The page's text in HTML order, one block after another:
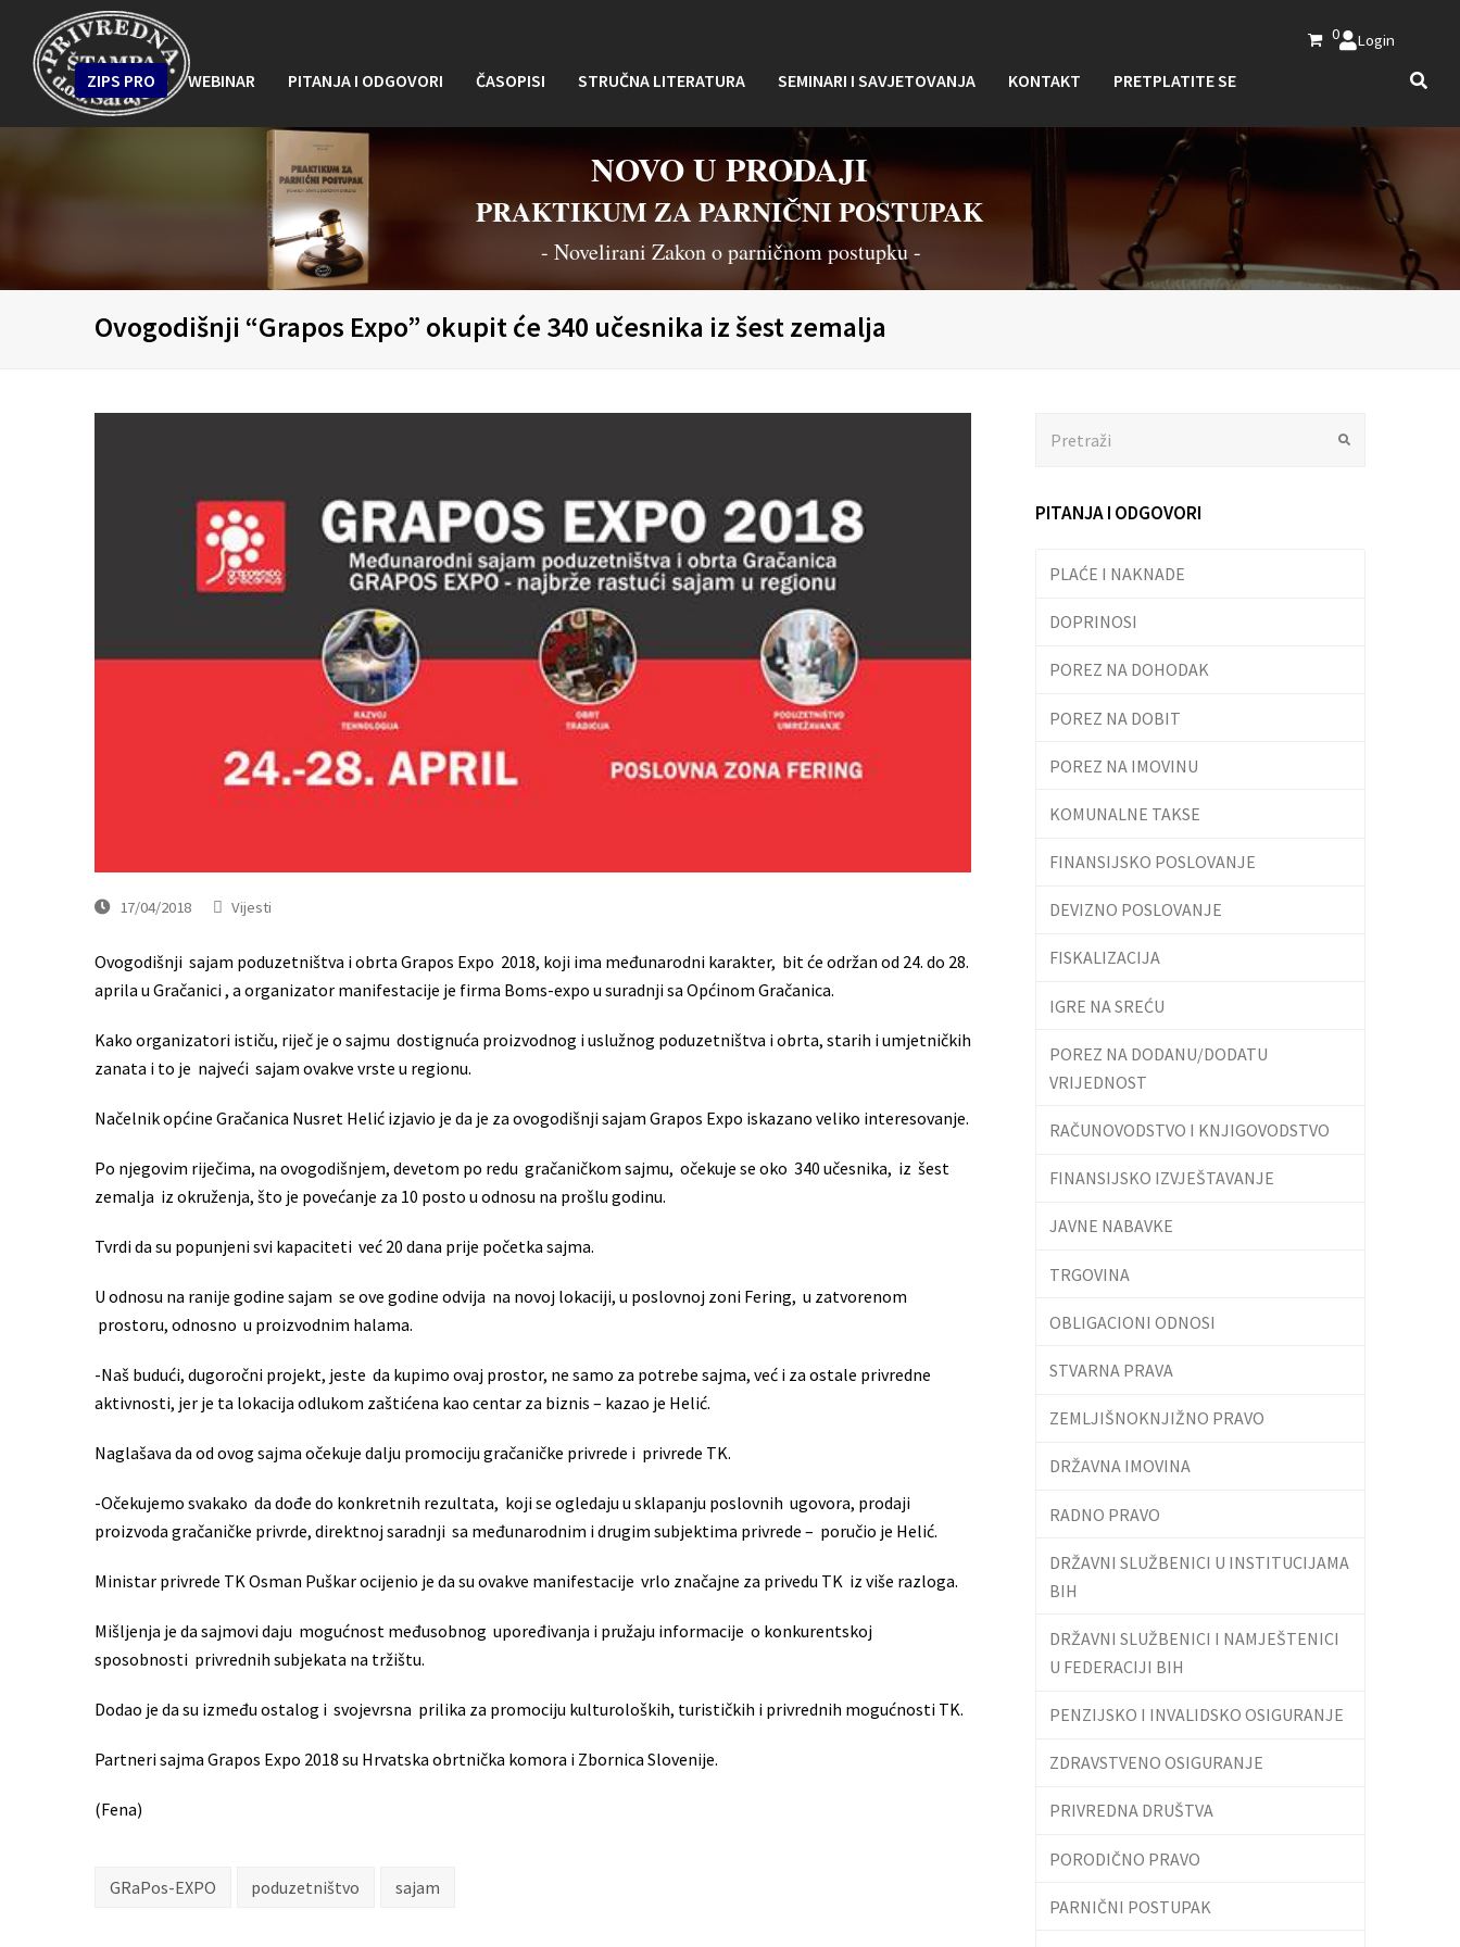
0 Login
ZIPS PRO WEBINAR PITANJA I ODGOVORI ČASOPISI STRUČNA LITERATURA SEMINARI I SAVJETOVANJA KONTAKT PRETPLATITE SE
NOVO U PRODAJI
PRAKTIKUM ZA PARNIČNI POSTUPAK
- Novelirani Zakon o parničnom postupku -
Ovogodišnji “Grapos Expo” okupit će 340 učesnika iz šest zemalja
17/04/2018 Vijesti
Ovogodišnji sajam poduzetništva i obrta Grapos Expo 2018, koji ima međunarodni karakter, bit će održan od 24. do 28.
aprila u Gračanici , a organizator manifestacije je firma Boms-expo u suradnji sa Općinom Gračanica.
Kako organizatori ističu, riječ je o sajmu dostignuća proizvodnog i uslužnog poduzetništva i obrta, starih i umjetničkih
zanata i to je najveći sajam ovakve vrste u regionu.
Načelnik općine Gračanica Nusret Helić izjavio je da je za ovogodišnji sajam Grapos Expo iskazano veliko interesovanje.
Po njegovim riječima, na ovogodišnjem, devetom po redu gračaničkom sajmu, očekuje se oko 340 učesnika, iz šest
zemalja iz okruženja, što je povećanje za 10 posto u odnosu na prošlu godinu.
Tvrdi da su popunjeni svi kapaciteti već 20 dana prije početka sajma.
U odnosu na ranije godine sajam se ove godine odvija na novoj lokaciji, u poslovnoj zoni Fering, u zatvorenom
prostoru, odnosno u proizvodnim halama.
-Naš budući, dugoročni projekt, jeste da kupimo ovaj prostor, ne samo za potrebe sajma, već i za ostale privredne
aktivnosti, jer je ta lokacija odlukom zaštićena kao centar za biznis – kazao je Helić.
Naglašava da od ovog sajma očekuje dalju promociju gračaničke privrede i privrede TK.
-Očekujemo svakako da dođe do konkretnih rezultata, koji se ogledaju u sklapanju poslovnih ugovora, prodaji
proizvoda gračaničke privrde, direktnoj saradnji sa međunarodnim i drugim subjektima privrede – poručio je Helić.
Ministar privrede TK Osman Puškar ocijenio je da su ovakve manifestacije vrlo značajne za privedu TK iz više razloga.
Mišljenja je da sajmovi daju mogućnost međusobnog upoređivanja i pružaju informacije o konkurentskoj
sposobnosti privrednih subjekata na tržištu.
Dodao je da su između ostalog i svojevrsna prilika za promociju kulturoloških, turističkih i privrednih mogućnosti TK.
Partneri sajma Grapos Expo 2018 su Hrvatska obrtnička komora i Zbornica Slovenije.
(Fena)
GRaPos-EXPO poduzetništvo sajam
PITANJA I ODGOVORI
PLAĆE I NAKNADE
DOPRINOSI
POREZ NA DOHODAK
POREZ NA DOBIT
POREZ NA IMOVINU
KOMUNALNE TAKSE
FINANSIJSKO POSLOVANJE
DEVIZNO POSLOVANJE
FISKALIZACIJA
IGRE NA SREĆU
POREZ NA DODANU/DODATU
VRIJEDNOST
RAČUNOVODSTVO I KNJIGOVODSTVO
FINANSIJSKO IZVJEŠTAVANJE
JAVNE NABAVKE
TRGOVINA
OBLIGACIONI ODNOSI
STVARNA PRAVA
ZEMLJIŠNOKNJIŽNO PRAVO
DRŽAVNA IMOVINA
RADNO PRAVO
DRŽAVNI SLUŽBENICI U INSTITUCIJAMA
BIH
DRŽAVNI SLUŽBENICI I NAMJEŠTENICI
U FEDERACIJI BIH
PENZIJSKO I INVALIDSKO OSIGURANJE
ZDRAVSTVENO OSIGURANJE
PRIVREDNA DRUŠTVA
PORODIČNO PRAVO
PARNIČNI POSTUPAK